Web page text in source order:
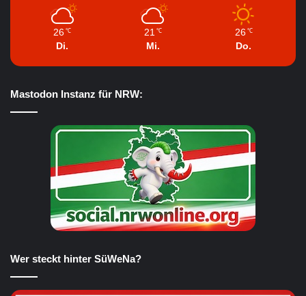
26 ℃
Di.
21 ℃
Mi.
26 ℃
Do.
Mastodon Instanz für NRW:
Wer steckt hinter SüWeNa?